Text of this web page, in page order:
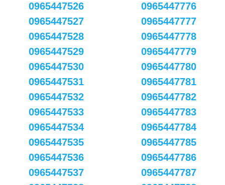
0965447526
0965447527
0965447528
0965447529
0965447530
0965447531
0965447532
0965447533
0965447534
0965447535
0965447536
0965447537
0965447776
0965447777
0965447778
0965447779
0965447780
0965447781
0965447782
0965447783
0965447784
0965447785
0965447786
0965447787